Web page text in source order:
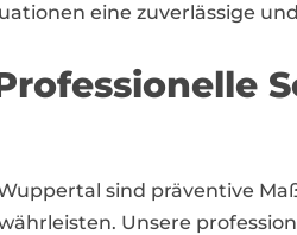
eine zuverlässige
sind präventive
Unsere